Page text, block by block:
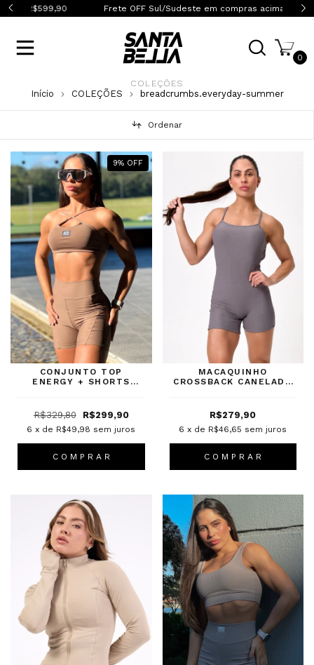
Frete OFF Sul/Sudeste em compras acima de R$399,90
0
COLEÇÕES
Início COLEÇÕES breadcrumbs.everyday-summer
Ordenar
9% OFF
CONJUNTO TOP
ENERGY + SHORTS
R$329,80 R$299,90
6 x de R$49,98 sem juros
C O M P R A R
MACAQUINHO
CROSSBACK CANELADO
R$279,90
6 x de R$46,65 sem juros
C O M P R A R